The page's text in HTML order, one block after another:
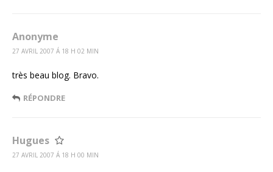
Anonyme
27 AVRIL 2007 Á 18 H 02 MIN
très beau blog. Bravo.
RÉPONDRE
Hugues
27 AVRIL 2007 Á 18 H 00 MIN